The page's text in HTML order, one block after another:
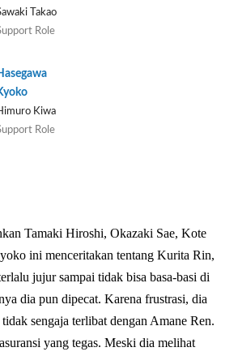
Takao
Role
Kiwa
Role
Tamaki Hiroshi, Okazaki Sae, Kote
ini menceritakan tentang Kurita Rin,
jujur sampai tidak bisa basa-basi di
dia pun dipecat. Karena frustrasi, dia
sengaja terlibat dengan Amane Ren.
yang tegas. Meski dia melihat